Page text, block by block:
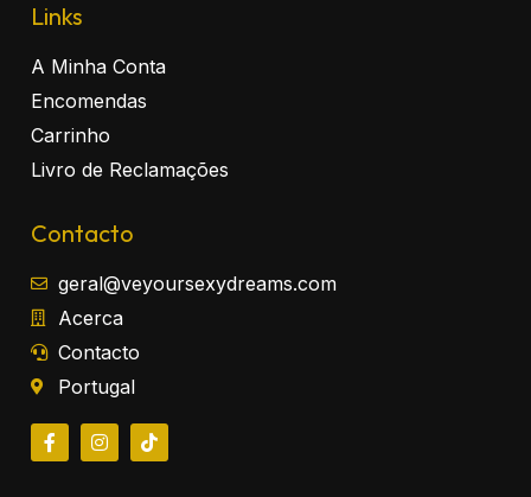
Links
A Minha Conta
Encomendas
Carrinho
Livro de Reclamações
Contacto
geral@veyoursexydreams.com
Acerca
Contacto
Portugal